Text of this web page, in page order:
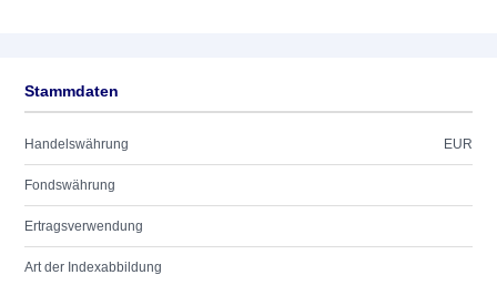
Stammdaten
Handelswährung EUR
Fondswährung
Ertragsverwendung
Art der Indexabbildung